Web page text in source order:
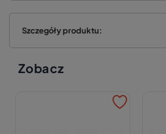
Szczegóły produktu:
Zobacz